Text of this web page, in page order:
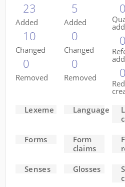
23
Added
10
Changed
0
Removed
5
Added
0
Changed
0
Removed
0
0
0
Lexeme
Language
Forms
Form
claims
Senses Glosses